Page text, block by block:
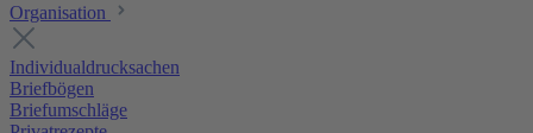
Organisation
Individualdrucksachen
Briefbögen
Briefumschläge